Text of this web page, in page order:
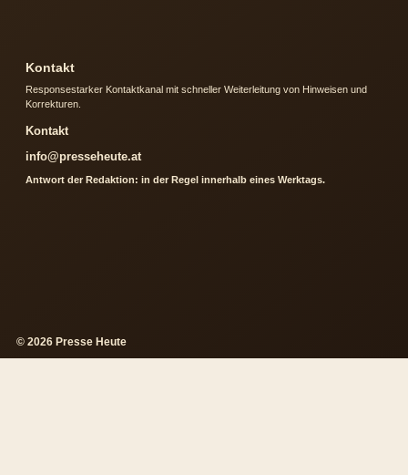
Kontakt
Responsestarker Kontaktkanal mit schneller Weiterleitung von Hinweisen und
Korrekturen.
Kontakt
info@presseheute.at
Antwort der Redaktion: in der Regel innerhalb eines Werktags.
© 2026 Presse Heute